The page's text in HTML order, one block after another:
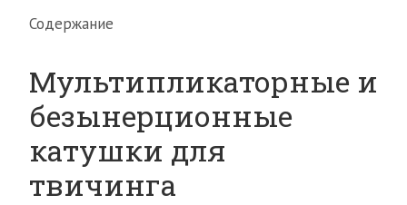
Содержание
Мультипликаторные и
безынерционные
катушки для
твичинга